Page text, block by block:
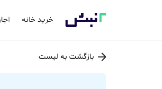
خرید خانه
بازگشت به لیست